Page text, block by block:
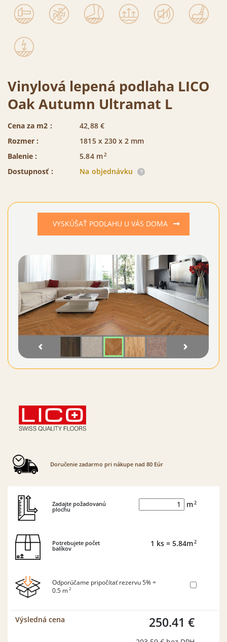
Vinylová lepená podlaha LICO
Oak Autumn Ultramat L
Cena za m2 : 42,88 €
Rozmer :
1815 x 230 x 2 mm
Balenie :
5.84 m2
Dostupnosť : Na objednávku
VYSKÚŠAŤ PODLAHU U VÁS DOMA
Doručenie zadarmo pri nákupe nad 80 Eúr
Zadajte požadovanú
plochu
m2
Potrebujete počet
balíkov
1 ks= 5.84m2
Odporúčame pripočítať rezervu 5% =
0.5 m2
Výsledná cena 250.41 €